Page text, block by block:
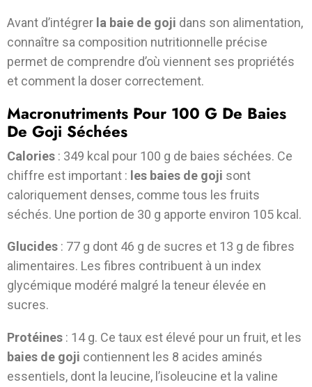
Avant d’intégrer la baie de goji dans son alimentation,
connaître sa composition nutritionnelle précise
permet de comprendre d’où viennent ses propriétés
et comment la doser correctement.
Macronutriments Pour 100 G De Baies
De Goji Séchées
Calories : 349 kcal pour 100 g de baies séchées. Ce
chiffre est important : les baies de goji sont
caloriquement denses, comme tous les fruits
séchés. Une portion de 30 g apporte environ 105 kcal.
Glucides : 77 g dont 46 g de sucres et 13 g de fibres
alimentaires. Les fibres contribuent à un index
glycémique modéré malgré la teneur élevée en
sucres.
Protéines : 14 g. Ce taux est élevé pour un fruit, et les
baies de goji contiennent les 8 acides aminés
essentiels, dont la leucine, l’isoleucine et la valine